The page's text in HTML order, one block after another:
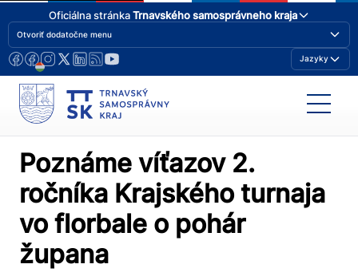
Oficiálna stránkaTrnavského samosprávneho kraja
Otvoriť dodatočne menu
Jazyky
Poznáme víťazov 2.
ročníka Krajského turnaja
vo florbale o pohár
župana